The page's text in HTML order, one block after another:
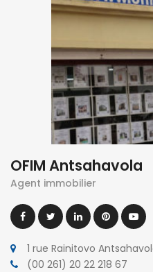
OFIM Antsahavola
Agent immobilier
1 rue Rainitovo Antsahavola
(00 261) 20 22 218 67